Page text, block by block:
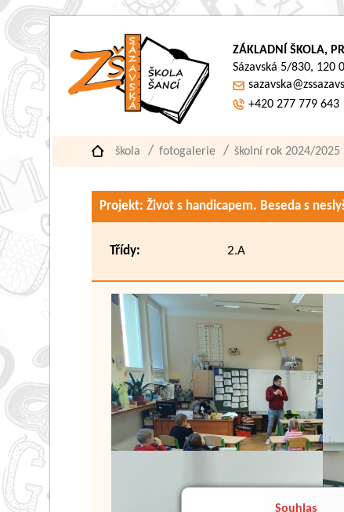
Souhlas
ZÁKLADNÍ ŠKOLA,
Sázavská 5/830, 120
+420 277 779 643
škola fotogalerie školní rok 2024/2025
Projekt: Život s handicapem. Beseda s
Třídy: 2.A